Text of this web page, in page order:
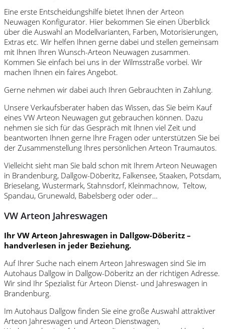
Eine erste Entscheidungshilfe bietet Ihnen der Arteon
Neuwagen Konfigurator. Hier bekommen Sie einen Überblick
über die Auswahl an Modellvarianten, Farben, Motorisierungen,
Extras etc. Wir helfen Ihnen gerne dabei und stellen gemeinsam
mit Ihnen Ihren Wunsch-Arteon Neuwagen zusammen.
Kommen Sie einfach bei uns in der Wilmsstraße vorbei. Wir
machen Ihnen ein faires Angebot.
Gerne nehmen wir dabei auch Ihren Gebrauchten in Zahlung.
Unsere Verkaufsberater haben das Wissen, das Sie beim Kauf
eines VW Arteon Neuwagen gut gebrauchen können. Dazu
nehmen sie sich für das Gespräch mit Ihnen viel Zeit und
beantworten Ihnen gerne Ihre Fragen oder unterstützen Sie bei
der Zusammenstellung Ihres persönlichen Arteon Traumautos.
Vielleicht sieht man Sie bald schon mit Ihrem Arteon Neuwagen
in Brandenburg, Dallgow-Döberitz, Falkensee, Staaken, Potsdam,
Brieselang, Wustermark, Stahnsdorf, Kleinmachnow, Teltow,
Spandau, Grunewald, Babelsberg oder oder…
VW Arteon Jahreswagen
Ihr VW Arteon Jahreswagen in Dallgow-Döberitz –
handverlesen in jeder Beziehung.
Auf Ihrer Suche nach einem Arteon Jahreswagen sind Sie im
Autohaus Dallgow in Dallgow-Döberitz an der richtigen Adresse.
Wir sind Ihr Spezialist für Arteon Dienst- und Jahreswagen in
Brandenburg.
Im Autohaus Dallgow finden Sie eine große Auswahl attraktiver
Arteon Jahreswagen und Arteon Dienstwagen,